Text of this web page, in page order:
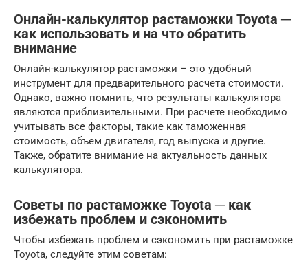
Онлайн-калькулятор растаможки Toyota ─
как использовать и на что обратить
внимание
Онлайн-калькулятор растаможки – это удобный
инструмент для предварительного расчета стоимости.
Однако, важно помнить, что результаты калькулятора
являются приблизительными. При расчете необходимо
учитывать все факторы, такие как таможенная
стоимость, объем двигателя, год выпуска и другие.
Также, обратите внимание на актуальность данных
калькулятора.
Советы по растаможке Toyota ─ как
избежать проблем и сэкономить
Чтобы избежать проблем и сэкономить при растаможке
Toyota, следуйте этим советам: